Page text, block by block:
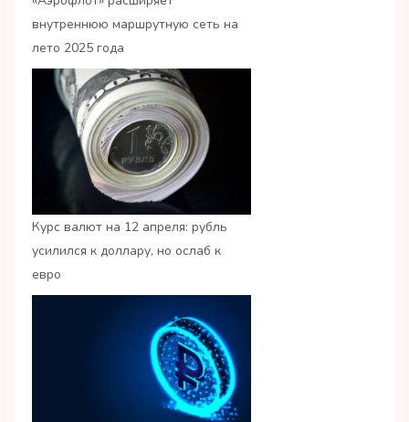
внутреннюю маршрутную сеть на
лето 2025 года
Курс валют на 12 апреля: рубль
усилился к доллару, но ослаб к
евро